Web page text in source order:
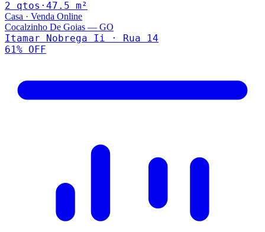
2 qtos · 47.5 m²
Casa · Venda Online
Cocalzinho De Goias — GO
Itamar Nobrega Ii · Rua 14
61% OFF